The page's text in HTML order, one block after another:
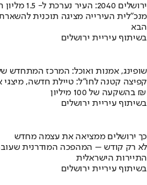
ירושלים 2040: העיר נערכת ל- 1.5 מליון תושבים
מנכ"לית העירייה מציגה תוכנית
הבא
בשיתוף עיריית ירושלים
שופינג, אמנות ואוכל: המרכז המתחדש
קפיצה קטנה לחו"ל: טיילת חדשה, מיצגי
בהשקעה של 100 מיליון ₪
בשיתוף עיריית ירושלים
כך ירושלים ממציאה את עצמה מחדש
לא רק קודש – המהפכה המודרנית
התיירות הישראלית
בשיתוף עיריית ירושלים